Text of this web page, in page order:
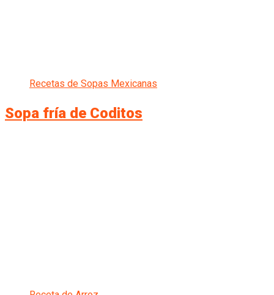
Recetas de Sopas Mexicanas
Sopa fría de Coditos